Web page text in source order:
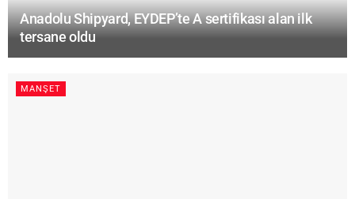
Anadolu Shipyard, EYDEP’te A sertifikası alan ilk
tersane oldu
MANŞET